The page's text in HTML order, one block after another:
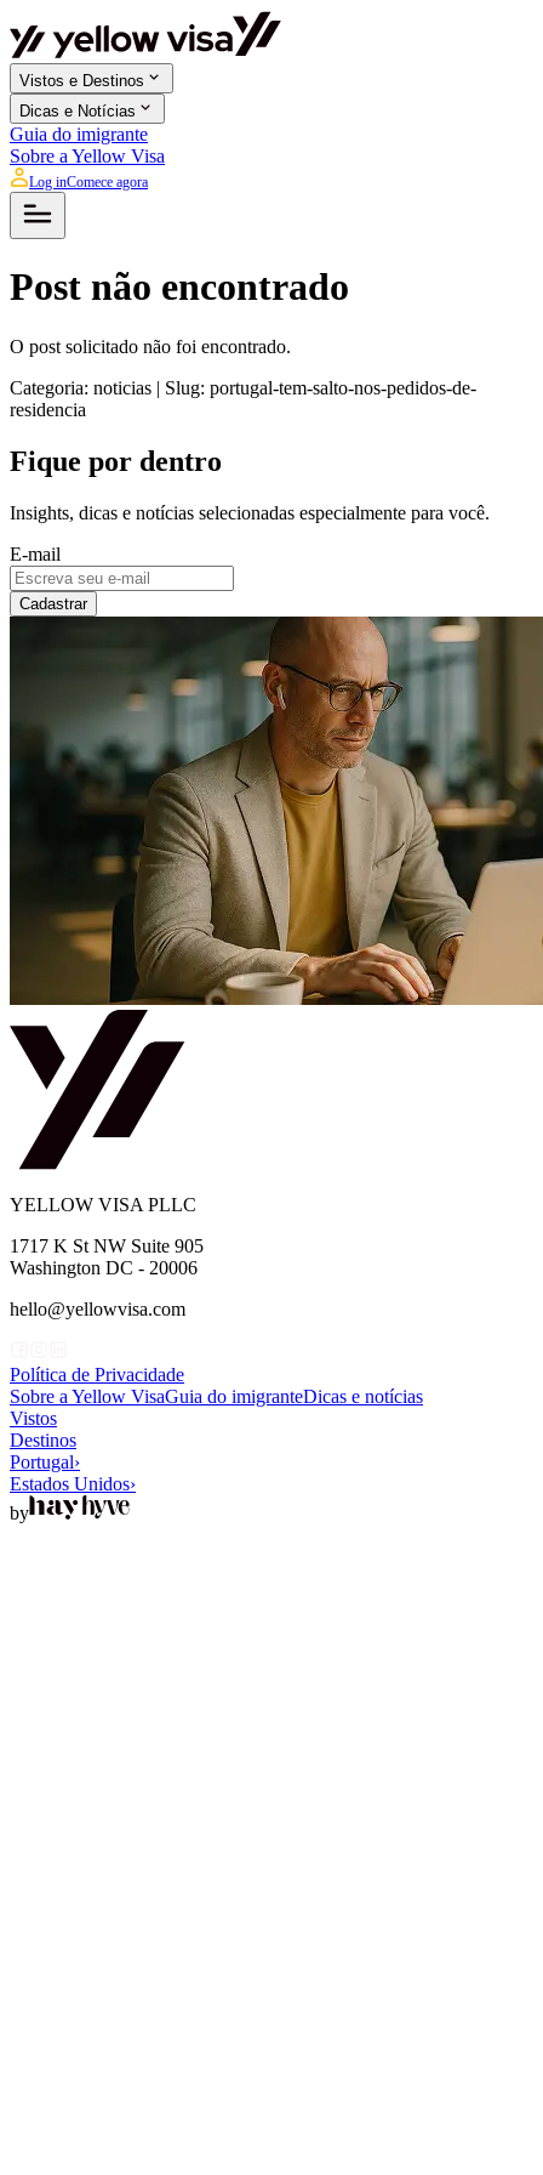
Vistos e Destinos
Dicas e Notícias
Guia do imigrante
Sobre a Yellow Visa
Log inComece agora
Post não encontrado
O post solicitado não foi encontrado.
Categoria: noticias | Slug: portugal-tem-salto-nos-pedidos-de-
residencia
Fique por dentro
Insights, dicas e notícias selecionadas especialmente para você.
E-mail
Cadastrar
YELLOW VISA PLLC
1717 K St NW Suite 905
Washington DC - 20006
hello@yellowvisa.com
Política de Privacidade
Sobre a Yellow VisaGuia do imigranteDicas e notícias
Vistos
Destinos
Portugal›
Estados Unidos›
by